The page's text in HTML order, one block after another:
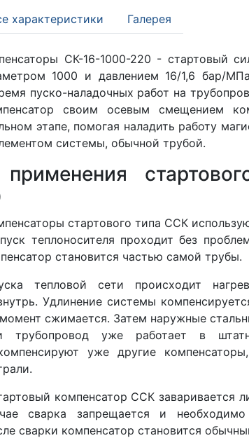
характеристики Галерея
СК-16-1000-220 - стартовый
1000 и давлением 16/1,6 бар/
пуско-наладочных работ на
своим осевым смещением
этапе, помогая наладить работу
системы, обычной трубой.
стартового типа ССК
теплоносителя проходит без
становится частью самой трубы.
тепловой сети происходит
Удлинение системы
сжимается. Затем наружные
трубопровод уже работает в
уже другие
компенсатор ССК заваривается
сварка запрещается и
сварки компенсатор становится